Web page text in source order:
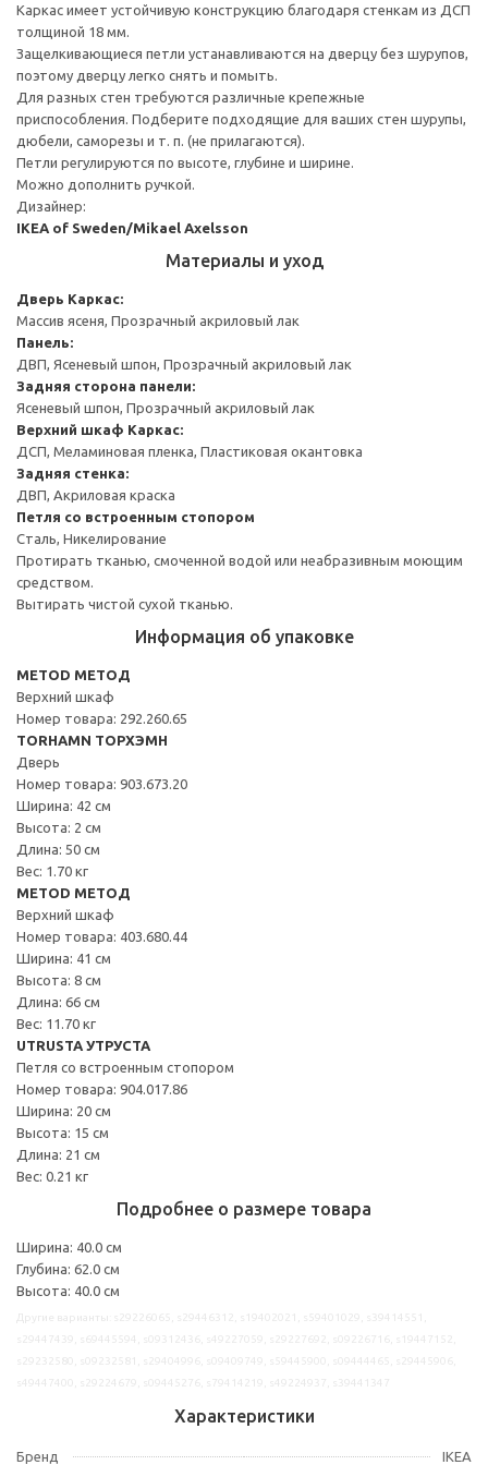
Каркас имеет устойчивую конструкцию благодаря стенкам из ДСП
толщиной 18 мм.
Защелкивающиеся петли устанавливаются на дверцу без шурупов,
поэтому дверцу легко снять и помыть.
Для разных стен требуются различные крепежные
приспособления. Подберите подходящие для ваших стен шурупы,
дюбели, саморезы и т. п. (не прилагаются).
Петли регулируются по высоте, глубине и ширине.
Можно дополнить ручкой.
Дизайнер:
IKEA of Sweden/Mikael Axelsson
Материалы и уход
Дверь Каркас:
Массив ясеня, Прозрачный акриловый лак
Панель:
ДВП, Ясеневый шпон, Прозрачный акриловый лак
Задняя сторона панели:
Ясеневый шпон, Прозрачный акриловый лак
Верхний шкаф Каркас:
ДСП, Меламиновая пленка, Пластиковая окантовка
Задняя стенка:
ДВП, Акриловая краска
Петля со встроенным стопором
Сталь, Никелирование
Протирать тканью, смоченной водой или неабразивным моющим
средством.
Вытирать чистой сухой тканью.
Информация об упаковке
METOD МЕТОД
Верхний шкаф
Номер товара: 292.260.65
TORHAMN ТОРХЭМН
Дверь
Номер товара: 903.673.20
Ширина: 42 см
Высота: 2 см
Длина: 50 см
Вес: 1.70 кг
METOD МЕТОД
Верхний шкаф
Номер товара: 403.680.44
Ширина: 41 см
Высота: 8 см
Длина: 66 см
Вес: 11.70 кг
UTRUSTA УТРУСТА
Петля со встроенным стопором
Номер товара: 904.017.86
Ширина: 20 см
Высота: 15 см
Длина: 21 см
Вес: 0.21 кг
Подробнее о размере товара
Ширина: 40.0 см
Глубина: 62.0 см
Высота: 40.0 см
Характеристики
Бренд IKEA